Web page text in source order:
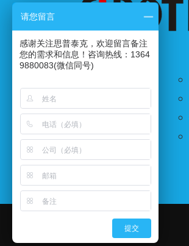
国家高新技术企业...
视觉检测系统
联系我们
请您留言
感谢关注思普泰克，欢迎留言备注
您的需求和信息！咨询热线：1364
9880083(微信同号)
提交